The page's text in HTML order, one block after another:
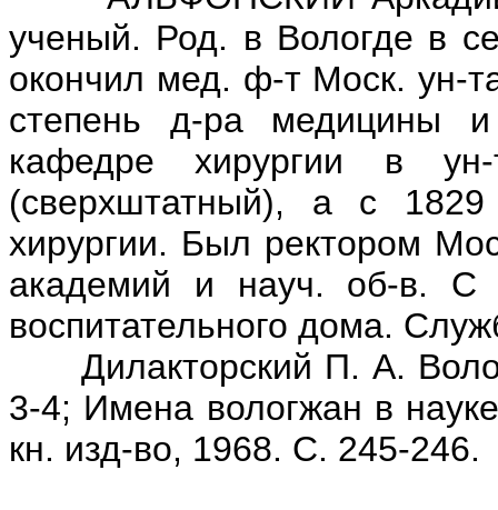
ученый. Род. в Вологде в
окончил мед. ф-т Моск. ун-
степень д-ра медицины
кафедре хирургии в
(сверхштатный), а с
хирургии. Был ректором
академий и науч. об-в. С
воспитательного дома.
Дилакторский П. А.
3-4; Имена вологжан в
кн. изд-во, 1968. С. 245-246.